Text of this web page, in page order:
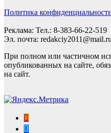
Политика
Реклама: Тел.: 8-383-66-22-519
Эл. почта: redakciy2011@mail.ru
При полном или частичном
опубликованных на сайте,
на сайт.